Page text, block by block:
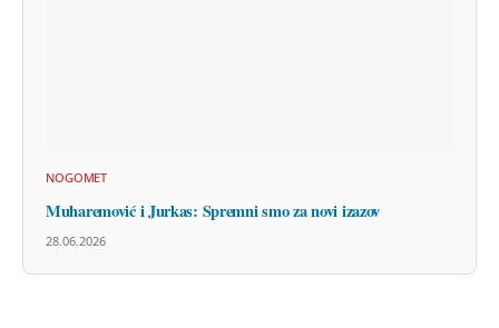
NOGOMET
Muharemović i Jurkas: Spremni smo za novi izazov
28.06.2026